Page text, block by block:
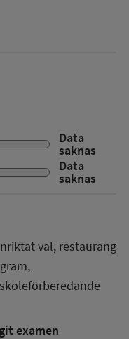
Data
saknas
Data
saknas
val, restaurang
examen